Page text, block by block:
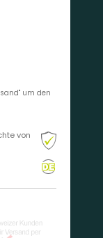
um den
von